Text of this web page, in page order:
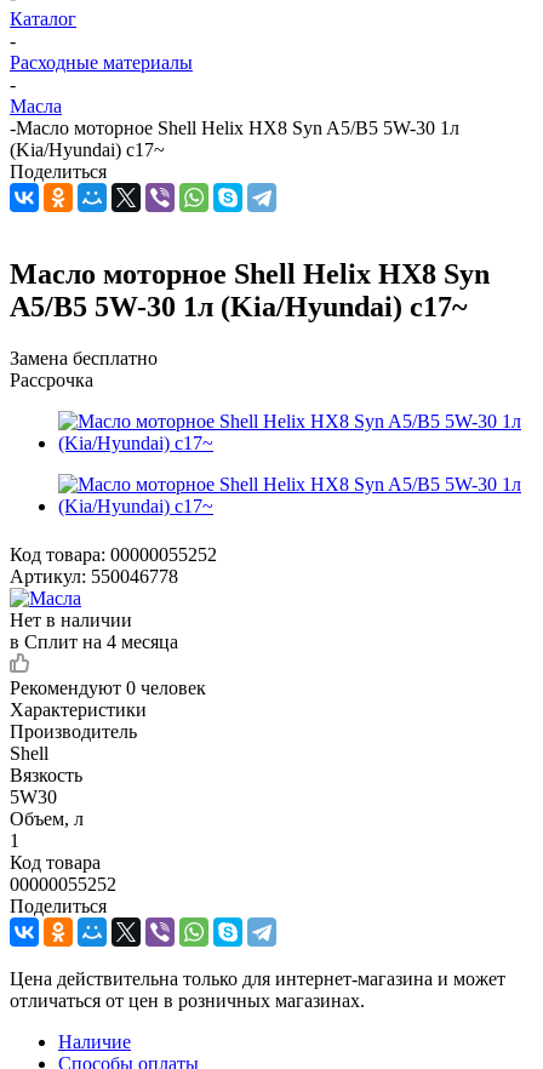
Каталог
-
Расходные материалы
-
Масла
-Масло мотоpное Shell Helix HX8 Syn A5/B5 5W-30 1л
(Kia/Hyundai) c17~
Поделиться
Масло мотоpное Shell Helix HX8 Syn
A5/B5 5W-30 1л (Kia/Hyundai) c17~
Замена бесплатно
Рассрочка
Код товара: 00000055252
Артикул: 550046778
Нет в наличии
в Сплит на 4 месяца
Рекомендуют 0 человек
Характеристики
Производитель
Shell
Вязкость
5W30
Объем, л
1
Код товара
00000055252
Поделиться
Цена действительна только для интернет-магазина и может
отличаться от цен в розничных магазинах.
Наличие
Способы оплаты